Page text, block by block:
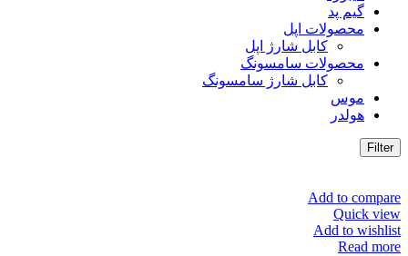
گیم پد
محصولات اپل
کابل شارژ اپل
محصولات سامسونگ
کابل شارژ سامسونگ
موس
هولدر
Filter
Add to compare
Quick view
Add to wishlist
Read more